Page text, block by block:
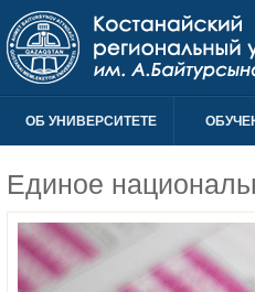
ОБ УНИВЕРСИТЕТЕ
Единое